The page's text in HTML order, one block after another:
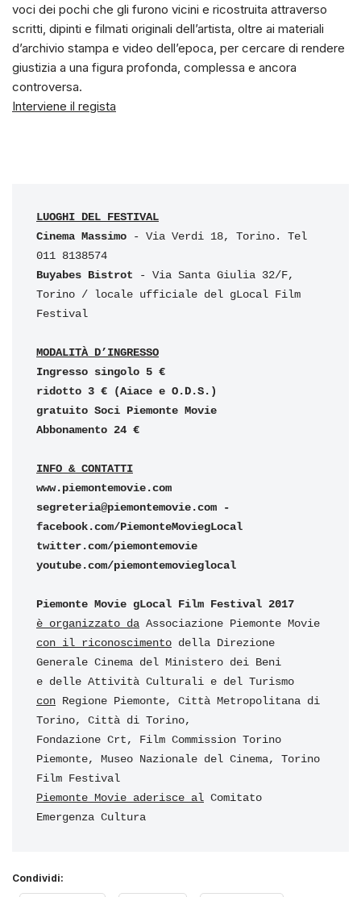
voci dei pochi che gli furono vicini e ricostruita attraverso
scritti, dipinti e filmati originali dell’artista, oltre ai materiali
d’archivio stampa e video dell’epoca, per cercare di rendere
giustizia a una figura profonda, complessa e ancora
controversa.
Interviene il regista
LUOGHI DEL FESTIVAL
Cinema Massimo
- Via Verdi 18, Torino. Tel
Buyabes Bistrot
- Via Santa Giulia 32/F,
Torino / locale ufficiale del gLocal Film
Festival
MODALITÀ D’INGRESSO
Ingresso singolo 5 €
ridotto 3 € (Aiace e O.D.S.)
gratuito Soci Piemonte Movie
Abbonamento 24 €
INFO & CONTATTI
segreteria@piemontemovie.com
-­
facebook.com/PiemonteMoviegLocal
twitter.com/piemontemovie
youtube.com/piemontemovieglocal
Piemonte Movie gLocal Film Festival 2017
è organizzato da
con il riconoscimento della Direzione
Generale Cinema del Ministero dei Beni
con Regione Piemonte, Città Metropolitana di
Torino, Città di Torino,
Fondazione Crt, Film Commission Torino
Piemonte, Museo Nazionale del Cinema, Torino
Piemonte Movie aderisce al Comitato
Emergenza Cultura
Condividi: